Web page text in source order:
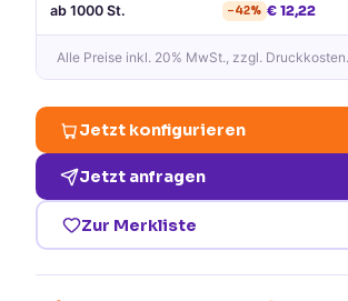
ab 1000 St. −42% €12,22
Alle Preise inkl. 20% MwSt., zzgl. Druckkosten.
Jetzt konfigurieren
Jetzt anfragen
Zur Merkliste